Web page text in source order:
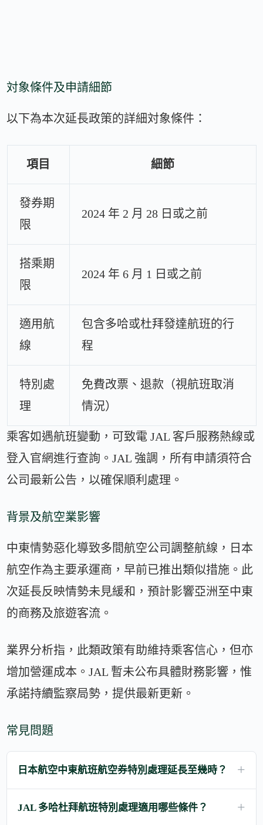
対象條件及申請細節
以下為本次延長政策的詳細対象條件：
項目 細節
發券期
限
2024 年 2 月 28 日或之前
搭乘期
限
2024 年 6 月 1 日或之前
適用航
線
包含多哈或杜拜發達航班的行
程
特別處
理
免費改票、退款（視航班取消
情況）
乘客如遇航班變動，可致電 JAL 客戶服務熱線或
登入官網進行查詢。JAL 強調，所有申請須符合
公司最新公告，以確保順利處理。
背景及航空業影響
中東情勢惡化導致多間航空公司調整航線，日本
航空作為主要承運商，早前已推出類似措施。此
次延長反映情勢未見緩和，預計影響亞洲至中東
的商務及旅遊客流。
業界分析指，此類政策有助維持乘客信心，但亦
增加營運成本。JAL 暫未公布具體財務影響，惟
承諾持續監察局勢，提供最新更新。
常見問題
日本航空中東航班航空券特別處理延長至幾時？
JAL 多哈杜拜航班特別處理適用哪些條件？